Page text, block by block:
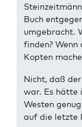
Buch
umgebracht.
finden?
Kopten
Nicht, daß
war. Es hätte
Westen
auf die letzte